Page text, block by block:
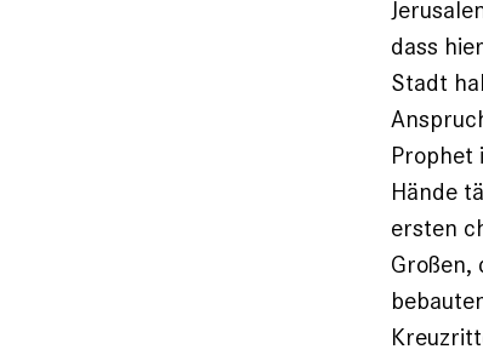
dass
Stadt
Prophet
Hände
ersten